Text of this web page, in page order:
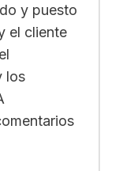
y puesto
el cliente
los